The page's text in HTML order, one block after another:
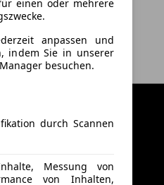
einen oder mehrere
anpassen und
indem Sie in unserer
besuchen.
durch Scannen
Messung von
von Inhalten,